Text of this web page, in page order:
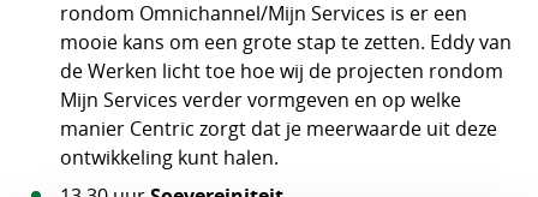
rondom Omnichannel/Mijn Services is er een
mooie kans om een grote stap te zetten. Eddy van
de Werken licht toe hoe wij de projecten rondom
Mijn Services verder vormgeven en op welke
manier Centric zorgt dat je meerwaarde uit deze
ontwikkeling kunt halen.